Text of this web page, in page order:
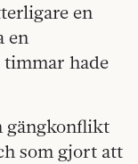
en
en
timmar hade
gängkonflikt
som gjort att